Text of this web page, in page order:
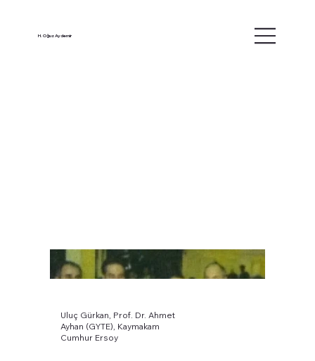
H. Oğuz Aydemir
Uluç Gürkan, Prof. Dr. Ahmet
Ayhan (GYTE), Kaymakam
Cumhur Ersoy